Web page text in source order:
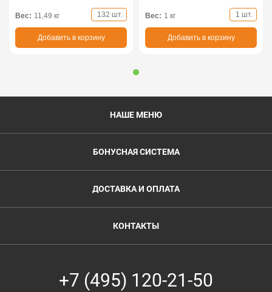
Вес: 11,49 кг 132 шт.
Добавить в корзину
Вес: 1 кг 1 шт.
Добавить в корзину
НАШЕ МЕНЮ
БОНУСНАЯ СИСТЕМА
ДОСТАВКА И ОПЛАТА
КОНТАКТЫ
+7 (495) 120-21-50